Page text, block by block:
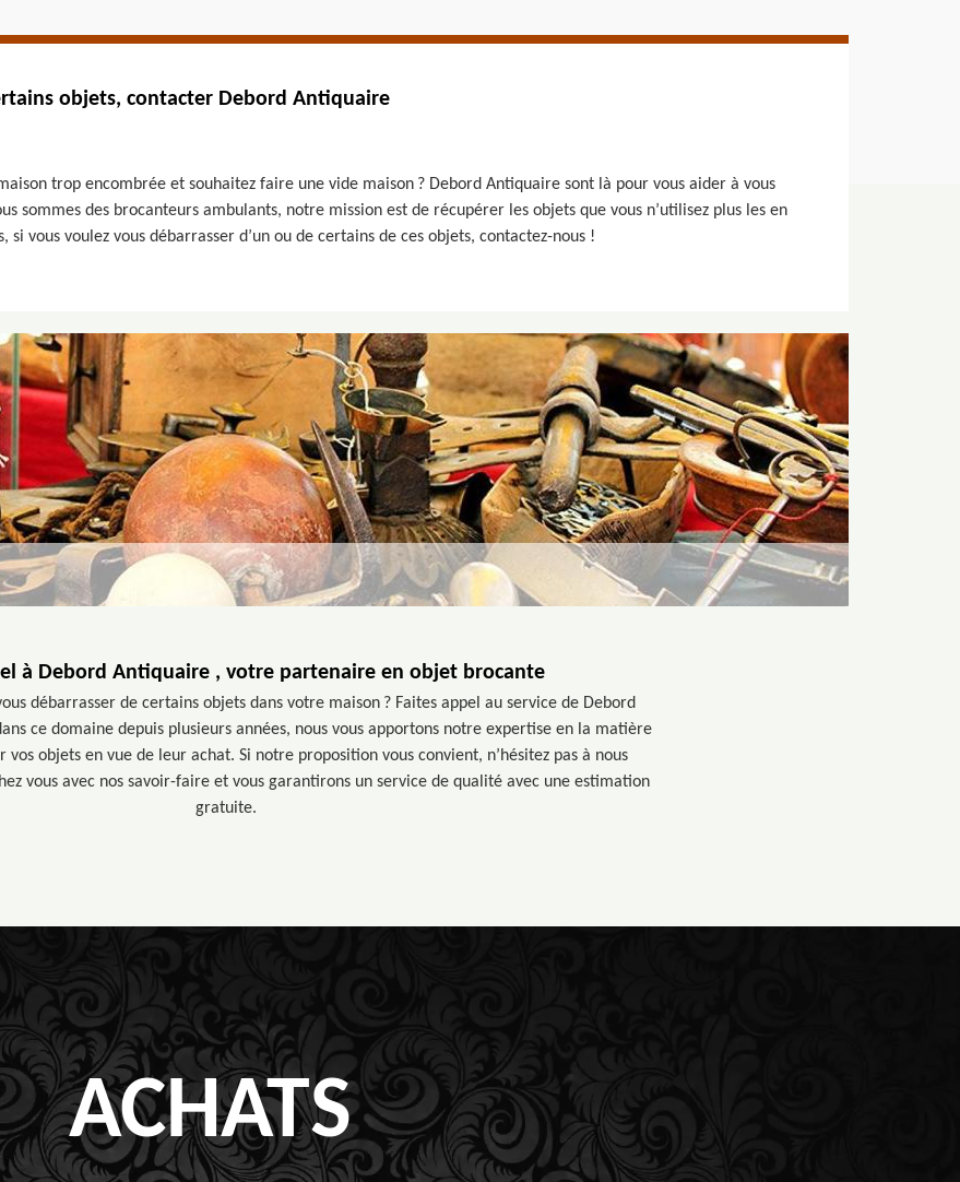
objets, contacter Debord Antiquaire
trop encombrée et souhaitez faire une vide maison ? Debord Antiquaire sont là pour vous aider à vous
sommes des brocanteurs ambulants, notre mission est de récupérer les objets que vous n’utilisez plus les en
vous voulez vous débarrasser d’un ou de certains de ces objets, contactez-nous !
à Debord Antiquaire , votre partenaire en objet brocante
débarrasser de certains objets dans votre maison ? Faites appel au service de Debord
ce domaine depuis plusieurs années, nous vous apportons notre expertise en la matière
vos objets en vue de leur achat. Si notre proposition vous convient, n’hésitez pas à nous
vous avec nos savoir-faire et vous garantirons un service de qualité avec une estimation
gratuite.
ACHATS